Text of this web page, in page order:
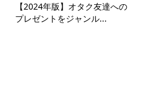
【2024年版】オタク友達への
プレゼントをジャンル...